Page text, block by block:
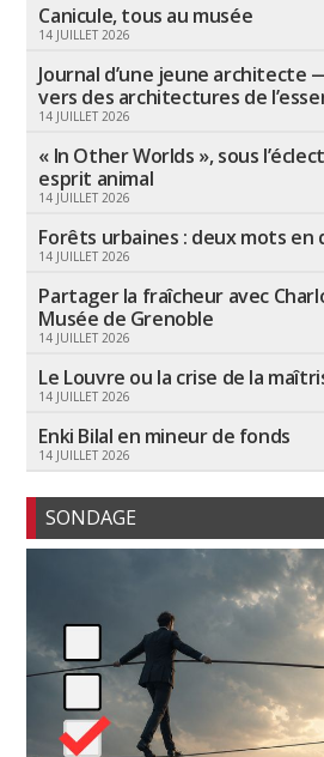
Canicule, tous au musée
14 JUILLET 2026
Journal d’une jeune architecte
vers des architectures de
14 JUILLET 2026
« In Other Worlds », sous
esprit animal
14 JUILLET 2026
Forêts urbaines : deux mots en
14 JUILLET 2026
Partager la fraîcheur avec
Musée de Grenoble
14 JUILLET 2026
Le Louvre ou la crise de la
14 JUILLET 2026
Enki Bilal en mineur de fonds
14 JUILLET 2026
SONDAGE